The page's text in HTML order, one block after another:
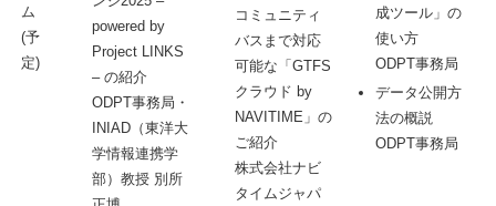
ム
(予
定)
powered by
Project LINKS
– の紹介
ODPT事務局・
INIAD（東洋大
学情報連携学
部）教授 別所
コミュニティ
バスまで対応
可能な「GTFS
クラウド by
NAVITIME」の
ご紹介
株式会社ナビ
タイムジャパ
成ツール」の
使い方
ODPT事務局
データ公開方
法の概説
ODPT事務局